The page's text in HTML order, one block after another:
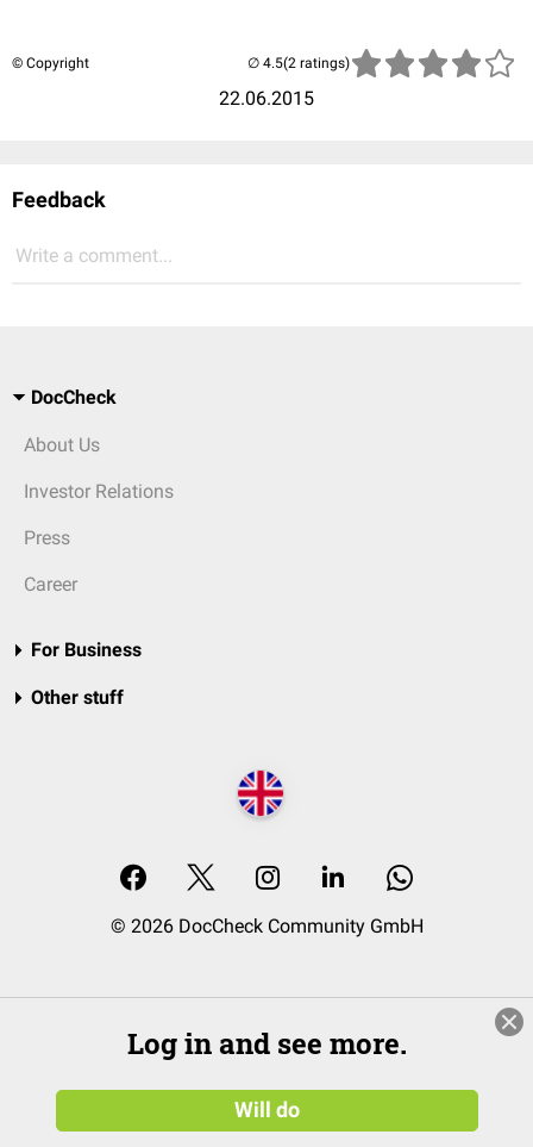
© Copyright
22.06.2015
(2 ratings)
Feedback
Write a comment...
DocCheck
About Us
Investor Relations
Press
Career
For Business
Other stuff
© 2026 DocCheck Community GmbH
Log in and see more.
Will do